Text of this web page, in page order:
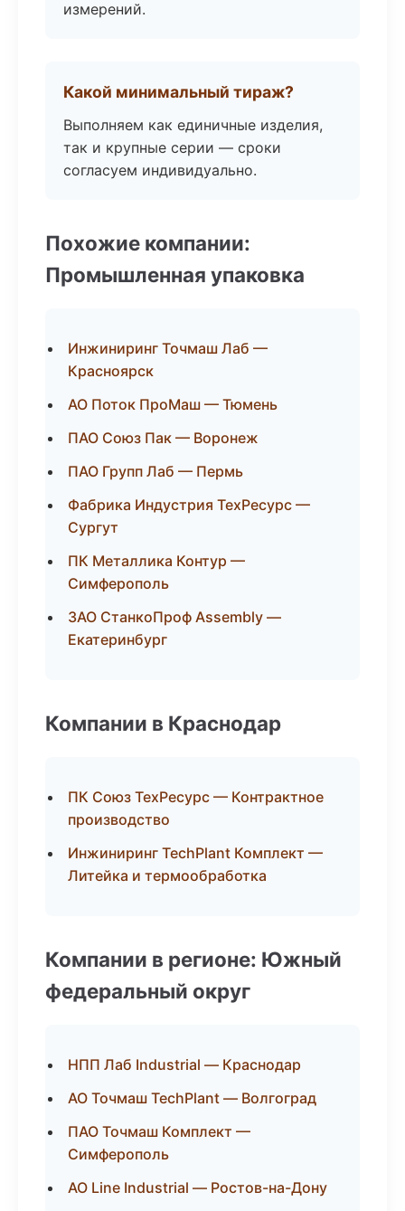
измерений.
Какой минимальный тираж?
Выполняем как единичные изделия,
так и крупные серии — сроки
согласуем индивидуально.
Похожие компании:
Промышленная упаковка
Инжиниринг Точмаш Лаб —
Красноярск
АО Поток ПроМаш — Тюмень
ПАО Союз Пак — Воронеж
ПАО Групп Лаб — Пермь
Фабрика Индустрия ТехРесурс —
Сургут
ПК Металлика Контур —
Симферополь
ЗАО СтанкоПроф Assembly —
Екатеринбург
Компании в Краснодар
ПК Союз ТехРесурс — Контрактное
производство
Инжиниринг TechPlant Комплект —
Литейка и термообработка
Компании в регионе: Южный
федеральный округ
НПП Лаб Industrial — Краснодар
АО Точмаш TechPlant — Волгоград
ПАО Точмаш Комплект —
Симферополь
АО Line Industrial — Ростов-на-Дону